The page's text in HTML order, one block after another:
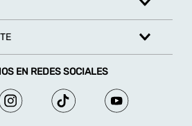
EN REDES SOCIALES